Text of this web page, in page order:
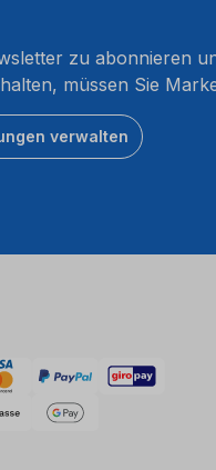
zu abonnieren
müssen Sie
verwalten